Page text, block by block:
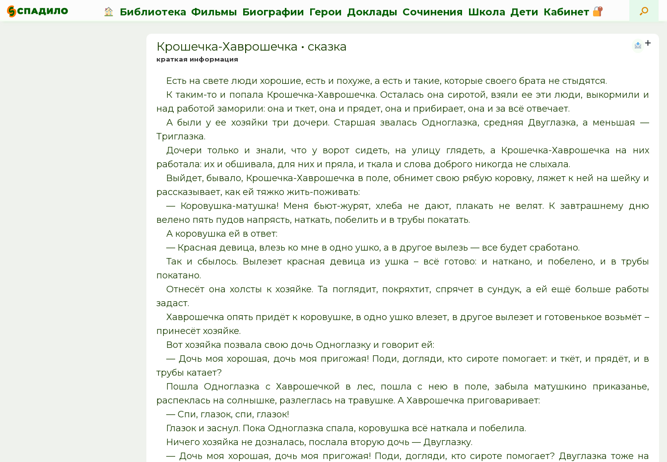
Библиотека Фильмы Биографии Герои Доклады Сочинения Школа Дети Кабинет
Крошечка-Хаврошечка • cказка
краткая информация
Есть на свете люди хорошие, есть и похуже, а есть и такие, которые своего брата не стыдятся.
К таким-то и попала Крошечка-Хаврошечка. Осталась она сиротой, взяли ее эти люди, выкормили и
над работой заморили: она и ткет, она и прядет, она и прибирает, она и за всё отвечает.
А были у ее хозяйки три дочери. Старшая звалась Одноглазка, средняя Двуглазка, а меньшая —
Триглазка.
Дочери только и знали, что у ворот сидеть, на улицу глядеть, а Крошечка-Хаврошечка на них
работала: их и обшивала, для них и пряла, и ткала и слова доброго никогда не слыхала.
Выйдет, бывало, Крошечка-Хаврошечка в поле, обнимет свою рябую коровку, ляжет к ней на шейку и
рассказывает, как ей тяжко жить-поживать:
— Коровушка-матушка! Меня бьют-журят, хлеба не дают, плакать не велят. К завтрашнему дню
велено пять пудов напрясть, наткать, побелить и в трубы покатать.
А коровушка ей в ответ:
— Красная девица, влезь ко мне в одно ушко, а в другое вылезь — все будет сработано.
Так и сбылось. Вылезет красная девица из ушка – всё готово: и наткано, и побелено, и в трубы
покатано.
Отнесёт она холсты к хозяйке. Та поглядит, покряхтит, спрячет в сундук, а ей ещё больше работы
задаст.
Хаврошечка опять придёт к коровушке, в одно ушко влезет, в другое вылезет и готовенькое возьмёт –
принесёт хозяйке.
Вот хозяйка позвала свою дочь Одноглазку и говорит ей:
— Дочь моя хорошая, дочь моя пригожая! Поди, догляди, кто сироте помогает: и ткёт, и прядёт, и в
трубы катает?
Пошла Одноглазка с Хаврошечкой в лес, пошла с нею в поле, забыла матушкино приказанье,
распеклась на солнышке, разлеглась на травушке. А Хаврошечка приговаривает:
— Спи, глазок, спи, глазок!
Глазок и заснул. Пока Одноглазка спала, коровушка всё наткала и побелила.
Ничего хозяйка не дозналась, послала вторую дочь — Двуглазку.
— Дочь моя хорошая, дочь моя пригожая! Поди, догляди, кто сироте помогает? Двуглазка тоже на